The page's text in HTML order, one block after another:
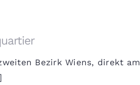
Bezirk Wiens, direkt am